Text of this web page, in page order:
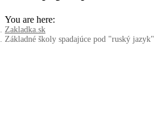
You are here:
Zakladka.sk
Základné školy spadajúce pod "ruský jazyk"